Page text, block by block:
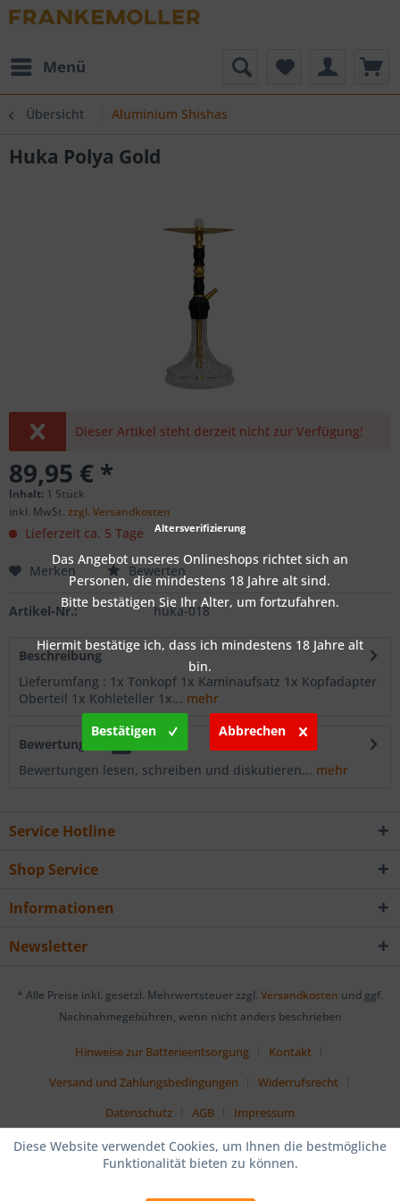
Menü
Übersicht Aluminium Shishas
Huka Polya Gold
Dieser Artikel steht derzeit nicht zur Verfügung!
89,95 € *
Inhalt: 1 Stück
inkl. MwSt. zzgl. Versandkosten
Lieferzeit ca. 5 Tage
Merken Bewerten
Artikel-Nr.: huka-018
Beschreibung
Lieferumfang : 1x Tonkopf 1x Kaminaufsatz 1x Kopfadapter
Oberteil 1x Kohleteller 1x... mehr
Bewertungen
Bewertungen lesen, schreiben und diskutieren... mehr
Service Hotline
Shop Service
Informationen
Newsletter
* Alle Preise inkl. gesetzl. Mehrwertsteuer zzgl. Versandkosten und ggf.
Nachnahmegebühren, wenn nicht anders beschrieben
Hinweise zur Batterieentsorgung
Kontakt
Versand und Zahlungsbedingungen
Widerrufsrecht
Datenschutz
AGB Impressum
Diese Website verwendet Cookies, um Ihnen die bestmögliche
Funktionalität bieten zu können.
Altersverifizierung
Das Angebot unseres Onlineshops richtet sich an
Personen, die mindestens 18 Jahre alt sind.
Bitte bestätigen Sie Ihr Alter, um fortzufahren.
Hiermit bestätige ich, dass ich mindestens 18 Jahre alt
bin.
Bestätigen Abbrechen